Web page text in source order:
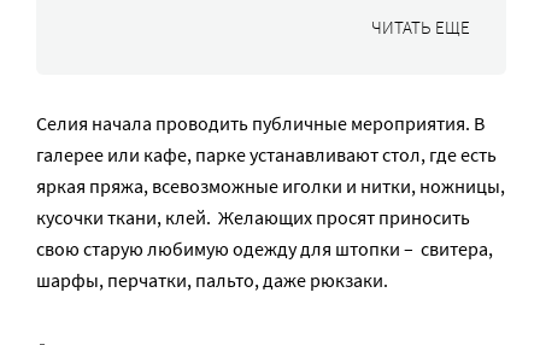
ЧИТАТЬ ЕЩЕ
Селия начала проводить публичные мероприятия. В
галерее или кафе, парке устанавливают стол, где есть
яркая пряжа, всевозможные иголки и нитки, ножницы,
кусочки ткани, клей. Желающих просят приносить
свою старую любимую одежду для штопки – свитера,
шарфы, перчатки, пальто, даже рюкзаки.